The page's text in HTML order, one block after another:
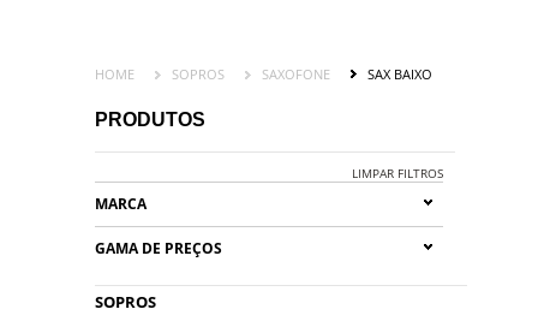
HOME SOPROS SAXOFONE SAX BAIXO
PRODUTOS
LIMPAR FILTROS
MARCA
GAMA DE PREÇOS
SOPROS